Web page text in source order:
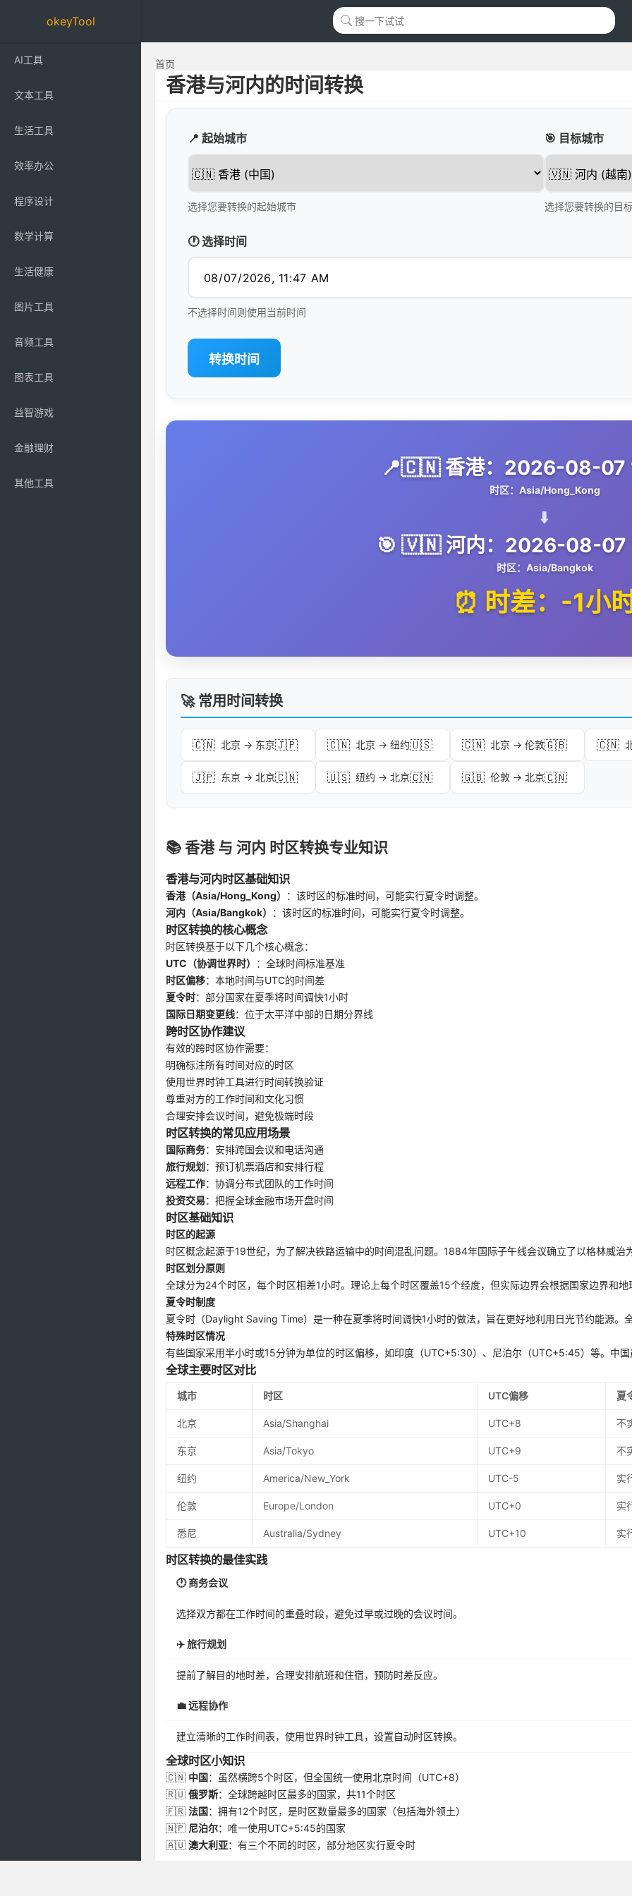
okeyTool
AI工具
文本工具
生活工具
效率办公
程序设计
数学计算
生活健康
图片工具
音频工具
图表工具
益智游戏
金融理财
其他工具
首页
香港与河内的时间转换
📍 起始城市
选择您要转换的起始城市
🎯 目标城市
选择您要转换的目
🕐 选择时间
不选择时间则使用当前时间
转换时间
📍🇨🇳 香港：2026-08-07
时区：Asia/Hong_Kong
⬇️
🎯 🇻🇳 河内：2026-08-07
时区：Asia/Bangkok
⏰ 时差：-1小
🚀 常用时间转换
🇨🇳 北京 → 东京🇯🇵 🇨🇳 北京 → 纽约🇺🇸 🇨🇳 北京 → 伦敦🇬🇧 🇨🇳
🇯🇵 东京 → 北京🇨🇳 🇺🇸 纽约 → 北京🇨🇳 🇬🇧 伦敦 → 北京🇨🇳
📚 香港 与 河内 时区转换专业知识
香港与河内时区基础知识
香港（Asia/Hong_Kong）
：该时区的标准时间，可能实行夏令时调整。
河内（Asia/Bangkok）
：该时区的标准时间，可能实行夏令时调整。
时区转换的核心概念
时区转换基于以下几个核心概念：
UTC（协调世界时）
：全球时间标准基准
时区偏移：本地时间与UTC的时间差
夏令时：部分国家在夏季将时间调快1小时
国际日期变更线：位于太平洋中部的日期分界线
跨时区协作建议
有效的跨时区协作需要：
明确标注所有时间对应的时区
使用世界时钟工具进行时间转换验证
尊重对方的工作时间和文化习惯
合理安排会议时间，避免极端时段
时区转换的常见应用场景
国际商务：安排跨国会议和电话沟通
旅行规划 ：预订机票酒店和安排行程
远程工作：协调分布式团队的工作时间
投资交易：把握全球金融市场开盘时间
时区基础知识
时区的起源
时区概念起源于19世纪，为了解决铁路运输中的时间混乱问题。1884年国际子午线会议确立了以格林威治
时区划分原则
全球分为24个时区，每个时区相差1小时。理论上每个时区覆盖15个经度，但实际边界会根据国家边界和地
夏令时制度
夏令时（Daylight Saving Time）是一种在夏季将时间调快1小时的做法，旨在更好地利用日光节约能源。
特殊时区情况
有些国家采用半小时或15分钟为单位的时区偏移，如印度（UTC+5:30）、尼泊尔（UTC+5:45）等。中国
全球主要时区对比
城市 时区 UTC偏移 夏
北京 Asia/Shanghai UTC+8 不
东京 Asia/Tokyo UTC+9 不
纽约 America/New_York UTC-5 实
伦敦 Europe/London UTC+0 实
悉尼 Australia/Sydney UTC+10 实
时区转换的最佳实践
🕐 商务会议
选择双方都在工作时间的重叠时段，避免过早或过晚的会议时间。
✈️ 旅行规划
提前了解目的地时差，合理安排航班和住宿，预防时差反应。
💼 远程协作
建立清晰的工作时间表，使用世界时钟工具，设置自动时区转换。
全球时区小知识
🇨🇳 中国：虽然横跨5个时区，但全国统一使用北京时间（UTC+8）
🇷🇺 俄罗斯：全球跨越时区最多的国家，共11个时区
🇫🇷 法国：拥有12个时区，是时区数量最多的国家（包括海外领土）
🇳🇵 尼泊尔：唯一使用UTC+5:45的国家
🇦🇺 澳大利亚：有三个不同的时区，部分地区实行夏令时